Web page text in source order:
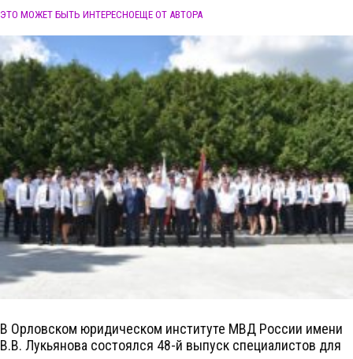
ЭТО МОЖЕТ БЫТЬ ИНТЕРЕСНОЕЩЕ ОТ АВТОРА
В Орловском юридическом институте МВД России имени
В.В. Лукьянова состоялся 48-й выпуск специалистов для